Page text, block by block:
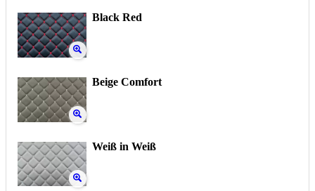
Black Red
Beige Comfort
Weiß in Weiß